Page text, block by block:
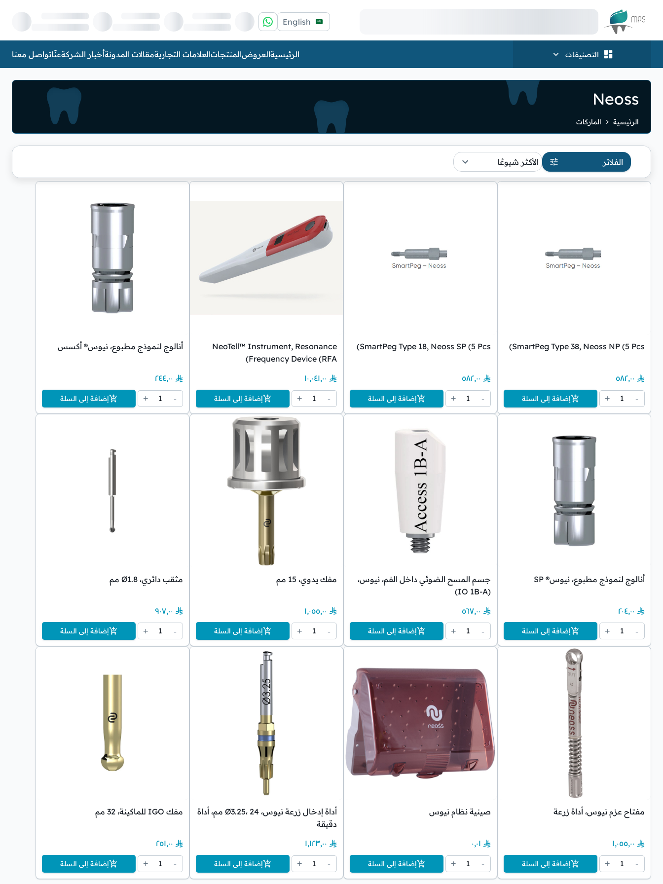
الشعار English
التصنيفات الرئيسيةالعروضالمنتجاتالعلامات التجاريةمقالات المدونةأخبار الشركةعنّاتواصل معنا
Neoss
الرئيسية الماركات
الفلاتر الأكثر شيوعًا
SmartPeg Type 38, Neoss NP (5 Pcs)
٥٨٢٫٠٠
-
1
+ إضافة إلى السلة
SmartPeg Type 18, Neoss SP (5 Pcs)
٥٨٢٫٠٠
-
1
+ إضافة إلى السلة
NeoTell™ Instrument, Resonance
Frequency Device (RFA)
١٠٬٠٤١٫٠٠
-
1
+ إضافة إلى السلة
أنالوج لنموذج مطبوع، نيوس® أكسس
٢٤٤٫٠٠
-
1
+ إضافة إلى السلة
أنالوج لنموذج مطبوع، نيوس® SP
٢٠٤٫٠٠
-
1
+ إضافة إلى السلة
جسم المسح الضوئي داخل الفم، نيوس،
(IO 1B-A)
٥٦٧٫٠٠
-
1
+ إضافة إلى السلة
مفك يدوي، 15 مم
١٬٠٥٥٫٠٠
-
1
+ إضافة إلى السلة
مثقب دائري، Ø1.8 مم
٩٠٧٫٠٠
-
1
+ إضافة إلى السلة
مفتاح عزم نيوس، أداة زرعة
١٬٠٥٥٫٠٠
-
1
+ إضافة إلى السلة
صينية نظام نيوس
٠٫٠١
-
1
+ إضافة إلى السلة
أداة إدخال زرعة نيوس، Ø3.25، 24 مم، أداة
دقيقة
١٬١٢٣٫٠٠
-
1
+ إضافة إلى السلة
مفك IGO للماكينة، 32 مم
٢٥١٫٠٠
-
1
+ إضافة إلى السلة